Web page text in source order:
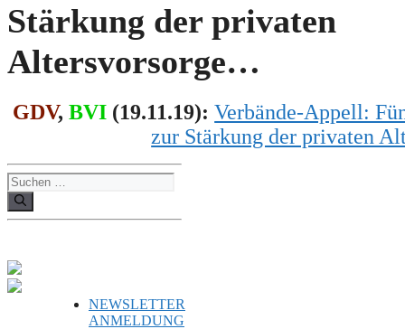
Stärkung der privaten
Altersvorsorge…
GDV,BVI (19.11.19): Verbände-Appell:
zur Stärkung der privaten
Suchen
nach:
NEWSLETTER
ANMELDUNG